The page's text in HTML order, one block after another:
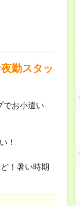
勤スタッ
でお小遣い
！
！暑い時期